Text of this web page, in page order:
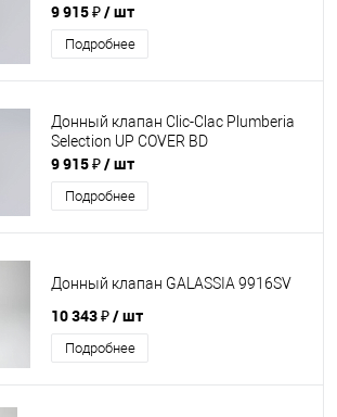
9 915 ₽/ шт
Подробнее
Донный клапан Clic-Clac Plumberia
Selection UP COVER BD
9 915 ₽/ шт
Подробнее
Донный клапан GALASSIA 9916SV
10 343 ₽/ шт
Подробнее